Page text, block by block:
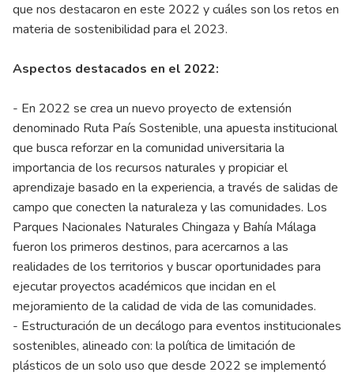
que nos destacaron en este 2022 y cuáles son los retos en
materia de sostenibilidad para el 2023.
Aspectos destacados en el 2022:
- En 2022 se crea un nuevo proyecto de extensión
denominado Ruta País Sostenible, una apuesta institucional
que busca reforzar en la comunidad universitaria la
importancia de los recursos naturales y propiciar el
aprendizaje basado en la experiencia, a través de salidas de
campo que conecten la naturaleza y las comunidades. Los
Parques Nacionales Naturales Chingaza y Bahía Málaga
fueron los primeros destinos, para acercarnos a las
realidades de los territorios y buscar oportunidades para
ejecutar proyectos académicos que incidan en el
mejoramiento de la calidad de vida de las comunidades.
- Estructuración de un decálogo para eventos institucionales
sostenibles, alineado con: la política de limitación de
plásticos de un solo uso que desde 2022 se implementó